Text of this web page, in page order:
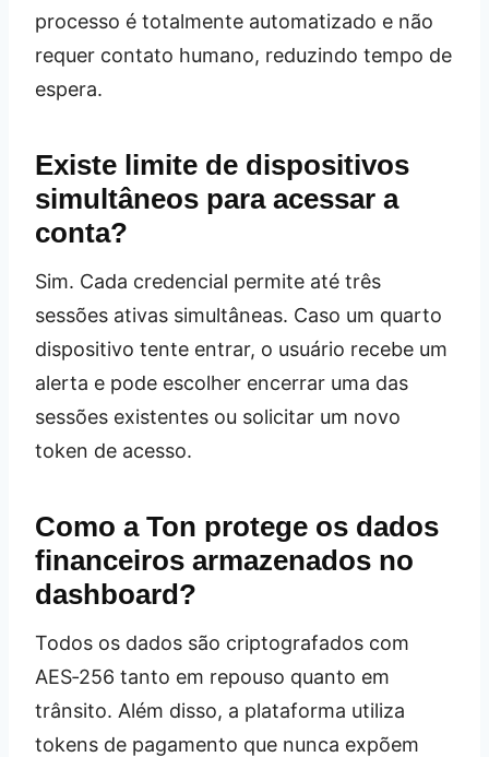
processo é totalmente automatizado e não
requer contato humano, reduzindo tempo de
espera.
Existe limite de dispositivos
simultâneos para acessar a
conta?
Sim. Cada credencial permite até três
sessões ativas simultâneas. Caso um quarto
dispositivo tente entrar, o usuário recebe um
alerta e pode escolher encerrar uma das
sessões existentes ou solicitar um novo
token de acesso.
Como a Ton protege os dados
financeiros armazenados no
dashboard?
Todos os dados são criptografados com
AES‑256 tanto em repouso quanto em
trânsito. Além disso, a plataforma utiliza
tokens de pagamento que nunca expõem